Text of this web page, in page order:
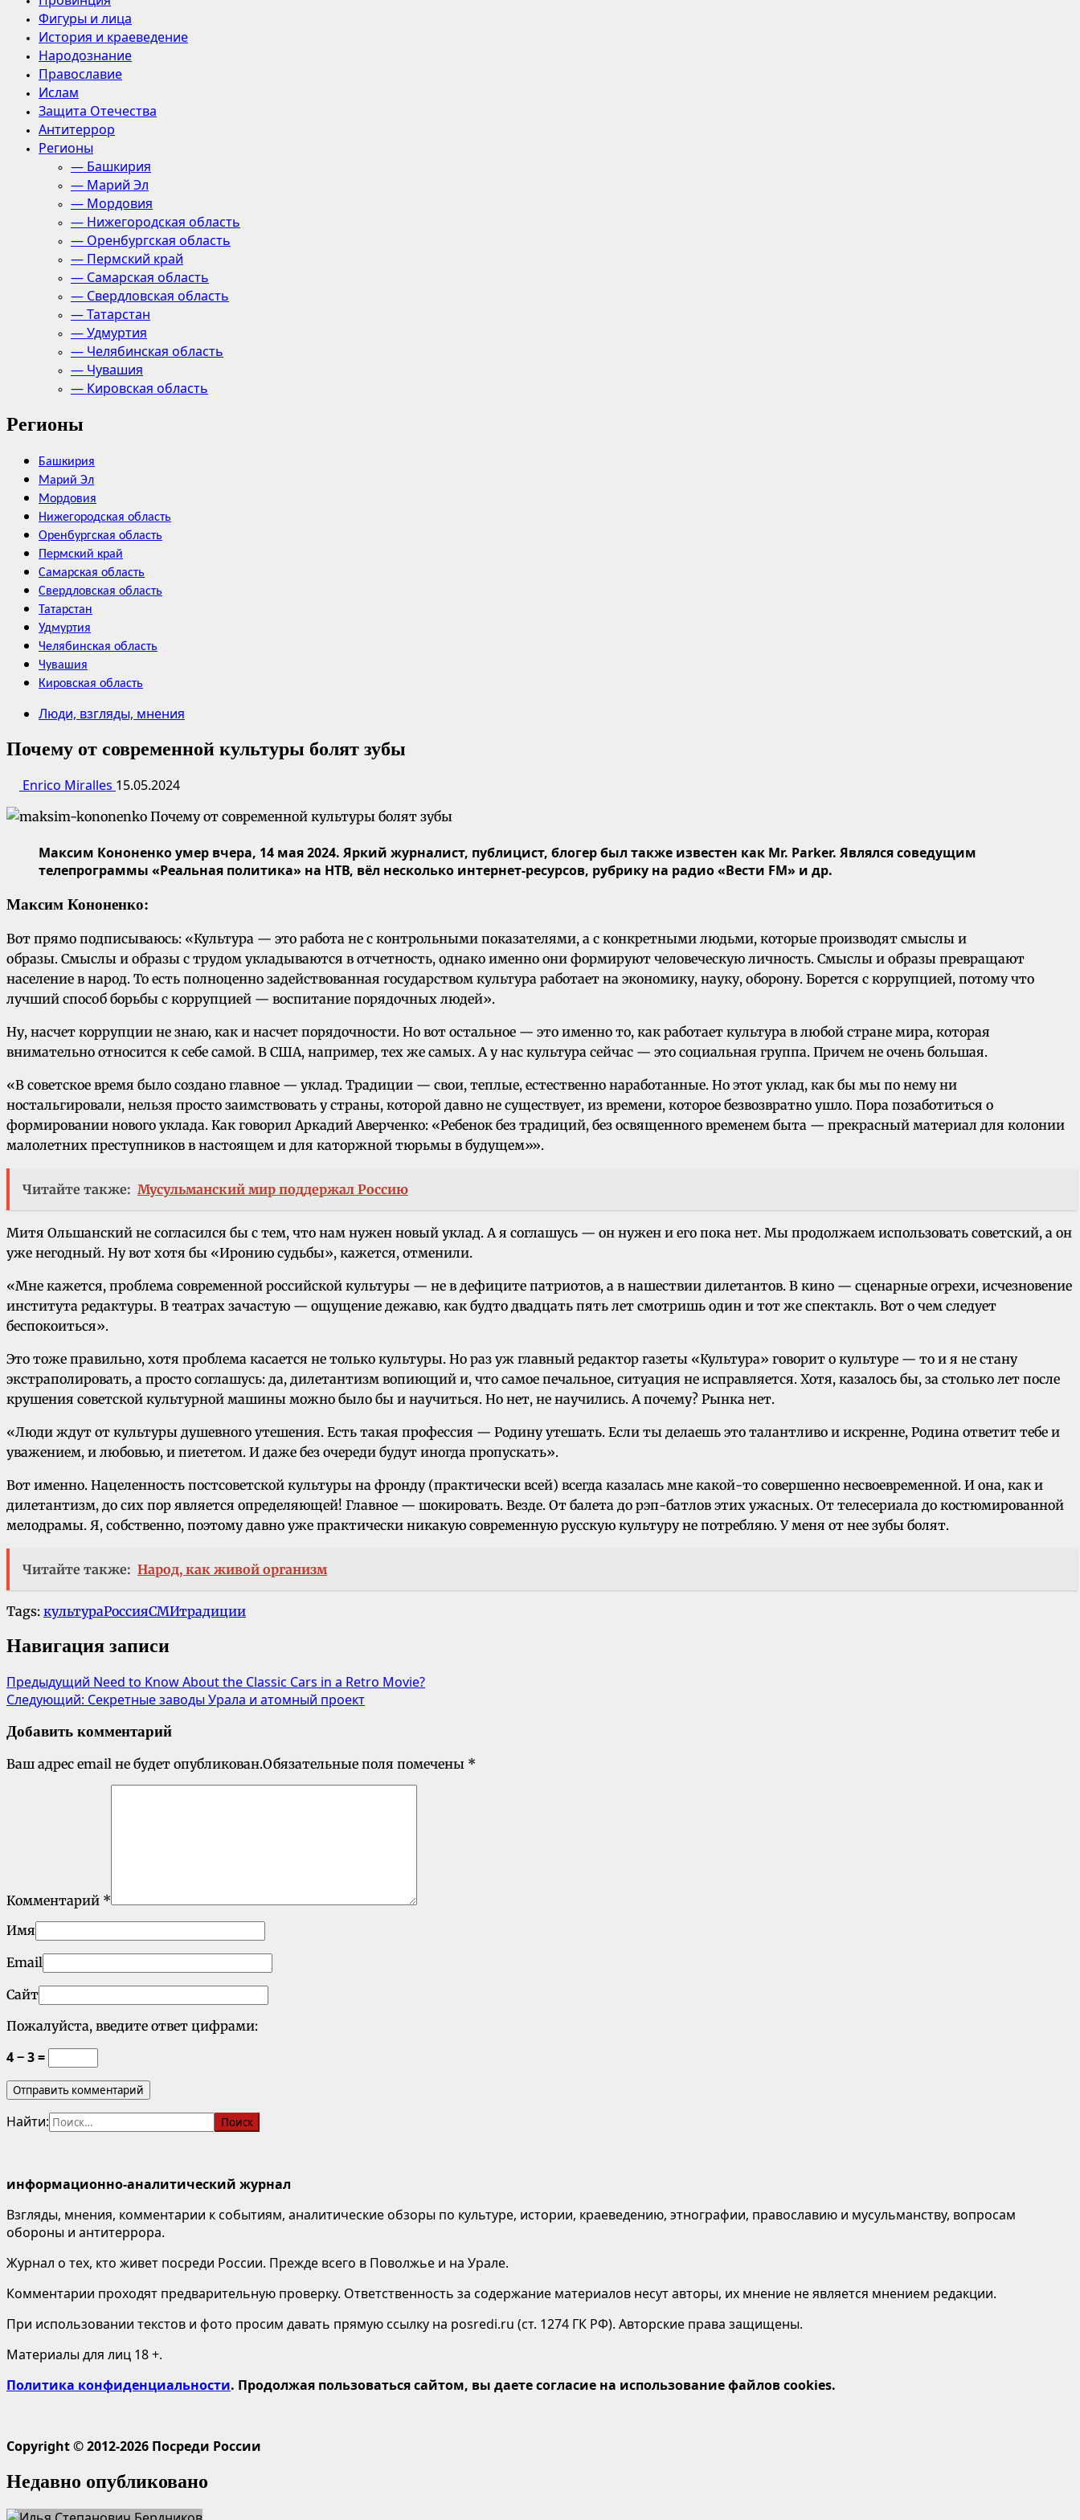
Фигуры и лица
История и краеведение
Народознание
Православие
Ислам
Защита Отечества
Антитеррор
Регионы
— Башкирия
— Марий Эл
— Мордовия
— Нижегородская область
— Оренбургская область
— Пермский край
— Самарская область
— Свердловская область
— Татарстан
— Удмуртия
— Челябинская область
— Чувашия
— Кировская область
Регионы
Башкирия
Марий Эл
Мордовия
Нижегородская область
Оренбургская область
Пермский край
Самарская область
Свердловская область
Татарстан
Удмуртия
Челябинская область
Чувашия
Кировская область
Люди, взгляды, мнения
Почему от современной культуры болят зубы
Enrico Miralles 15.05.2024
Максим Кононенкоумер вчера, 14 мая 2024. Яркий журналист, публицист, блогер был также известен как Mr. Parker. Являлся соведущим
телепрограммы «Реальная политика» на НТВ, вёл несколько интернет-ресурсов, рубрику на радио «Вести FM» и др.
Максим Кононенко:
Вот прямо подписываюсь: «Культура — это работа не с контрольными показателями, а с конкретными людьми, которые производят смыслы и
образы. Смыслы и образы с трудом укладываются в отчетность, однако именно они формируют человеческую личность. Смыслы и образы превращают
население в народ. То есть полноценно задействованная государством культура работает на экономику, науку, оборону. Борется с коррупцией, потому что
лучший способ борьбы с коррупцией — воспитание порядочных людей».
Ну, насчет коррупции не знаю, как и насчет порядочности. Но вот остальное — это именно то, как работает культура в любой стране мира, которая
внимательно относится к себе самой. В США, например, тех же самых. А у нас культура сейчас — это социальная группа. Причем не очень большая.
«В советское время было создано главное — уклад. Традиции — свои, теплые, естественно наработанные. Но этот уклад, как бы мы по нему ни
ностальгировали, нельзя просто заимствовать у страны, которой давно не существует, из времени, которое безвозвратно ушло. Пора позаботиться о
формировании нового уклада. Как говорил Аркадий Аверченко: «Ребенок без традиций, без освященного временем быта — прекрасный материал для колонии
малолетних преступников в настоящем и для каторжной тюрьмы в будущем»».
Читайте также: Мусульманский мир поддержал Россию
Митя Ольшанский не согласился бы с тем, что нам нужен новый уклад. А я соглашусь — он нужен и его пока нет. Мы продолжаем использовать советский, а он
уже негодный. Ну вот хотя бы «Иронию судьбы», кажется, отменили.
«Мне кажется, проблема современной российской культуры — не в дефиците патриотов, а в нашествии дилетантов. В кино — сценарные огрехи, исчезновение
института редактуры. В театрах зачастую — ощущение дежавю, как будто двадцать пять лет смотришь один и тот же спектакль. Вот о чем следует
беспокоиться».
Это тоже правильно, хотя проблема касается не только культуры. Но раз уж главный редактор газеты «Культура» говорит о культуре — то и я не стану
экстраполировать, а просто соглашусь: да, дилетантизм вопиющий и, что самое печальное, ситуация не исправляется. Хотя, казалось бы, за столько лет после
крушения советской культурной машины можно было бы и научиться. Но нет, не научились. А почему? Рынка нет.
«Люди ждут от культуры душевного утешения. Есть такая профессия — Родину утешать. Если ты делаешь это талантливо и искренне, Родина ответит тебе и
уважением, и любовью, и пиететом. И даже без очереди будут иногда пропускать».
Вот именно. Нацеленность постсоветской культуры на фронду (практически всей) всегда казалась мне какой-то совершенно несвоевременной. И она, как и
дилетантизм, до сих пор является определяющей! Главное — шокировать. Везде. От балета до рэп-батлов этих ужасных. От телесериала до костюмированной
мелодрамы. Я, собственно, поэтому давно уже практически никакую современную русскую культуру не потребляю. У меня от нее зубы болят.
Читайте также: Народ, как живой организм
Tags: культураРоссияСМИтрадиции
Навигация записи
Предыдущий Need to Know About the Classic Cars in a Retro Movie?
Следующий: Секретные заводы Урала и атомный проект
Добавить комментарий
Ваш адрес email не будет опубликован.Обязательные поля помечены *
Комментарий *
Имя
Email
Сайт
Пожалуйста, введите ответ цифрами:
4 − 3 =
Найти:
информационно-аналитический журнал
Взгляды, мнения, комментарии к событиям, аналитические обзоры по культуре, истории, краеведению, этнографии, православию и мусульманству, вопросам
обороны и антитеррора.
Журнал о тех, кто живет посреди России. Прежде всего в Поволжье и на Урале.
Комментарии проходят предварительную проверку. Ответственность за содержание материалов несут авторы, их мнение не является мнением редакции.
При использовании текстов и фото просим давать прямую ссылку на posredi.ru (ст. 1274 ГК РФ). Авторские права защищены.
Материалы для лиц 18 +.
Политика конфиденциальности. Продолжая пользоваться сайтом, вы даете согласие на использование файлов cookies.
Copyright © 2012-2026 Посреди России
Недавно опубликовано